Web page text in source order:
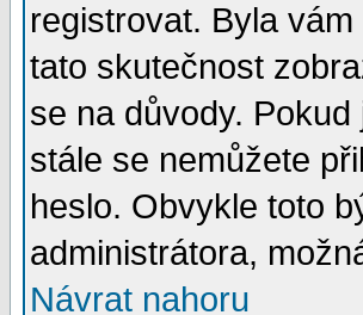
registrovat. Byla
tato skutečnost
se na důvody.
stále se nemůžete
heslo. Obvykle toto
administrátora,
Návrat nahoru